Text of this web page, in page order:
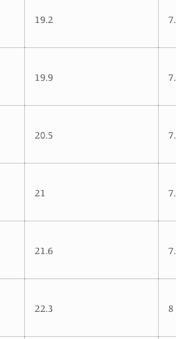
19.2
19.9
20.5
21
21.6
22.3 8